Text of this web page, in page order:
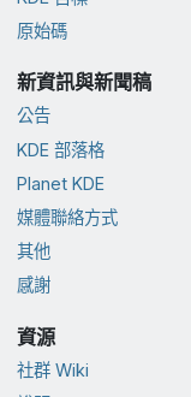
原始碼
新資訊與新聞稿
公告
KDE 部落格
Planet KDE
媒體聯絡方式
其他
感謝
資源
社群 Wiki